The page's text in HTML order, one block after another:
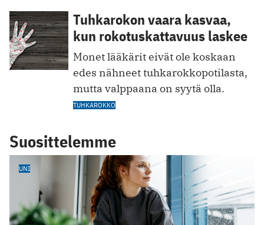
Tuhkarokon vaara kasvaa,
kun rokotuskattavuus laskee
Monet lääkärit eivät ole koskaan
edes nähneet tuhkarokkopotilasta,
mutta valppaana on syytä olla.
TUHKAROKKO
Suosittelemme
UNI